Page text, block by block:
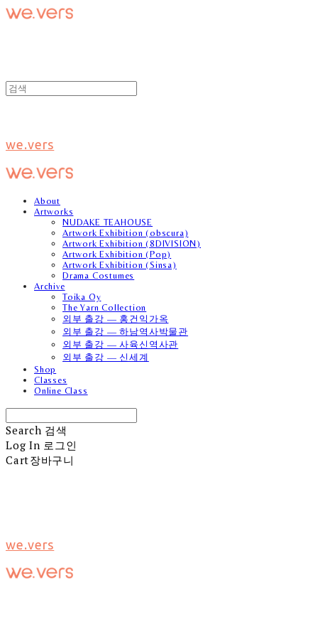
we.vers
About
Artworks
NUDAKE TEAHOUSE
Artwork Exhibition (obscura)
Artwork Exhibition (8DIVISION)
Artwork Exhibition (Pop)
Artwork Exhibition (Sinsa)
Drama Costumes
Archive
Toika Oy
The Yarn Collection
외부 출강 — 홍건익가옥
외부 출강 — 하남역사박물관
외부 출강 — 사육신역사관
외부 출강 — 신세계
Shop
Classes
Online Class
Search 검색
Log In 로그인
Cart장바구니
we.vers